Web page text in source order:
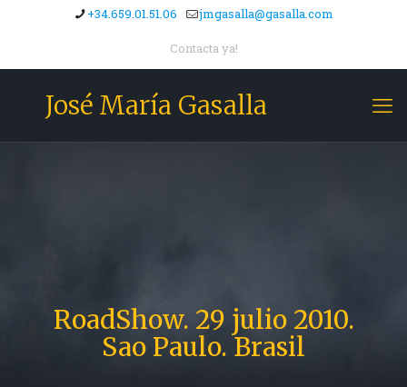
+34.659.01.51.06 jmgasalla@gasalla.com
Contacta ya!
José María Gasalla
RoadShow. 29 julio 2010.
Sao Paulo. Brasil